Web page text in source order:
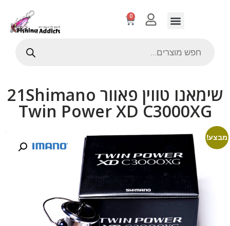
0
שימאנו טווין פאוור 21Shimano
Twin Power XD C3000XG
מבצע!